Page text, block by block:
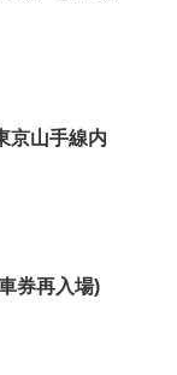
京山手線内
券再入場)